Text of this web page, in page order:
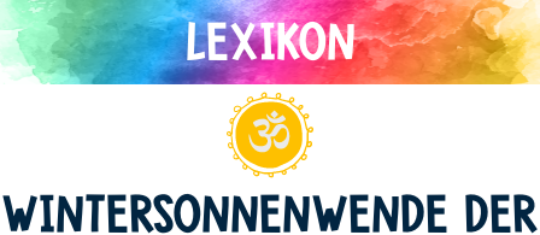
Direkt
zum
Inhalt
WINTERSONNENWENDE DER